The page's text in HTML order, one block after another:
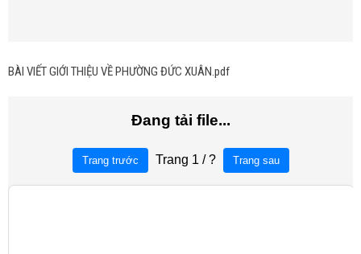
BÀI VIẾT GIỚI THIỆU VỀ PHƯỜNG ĐỨC XUÂN.pdf